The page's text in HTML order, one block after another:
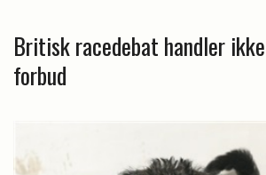
Britisk racedebat handler
forbud